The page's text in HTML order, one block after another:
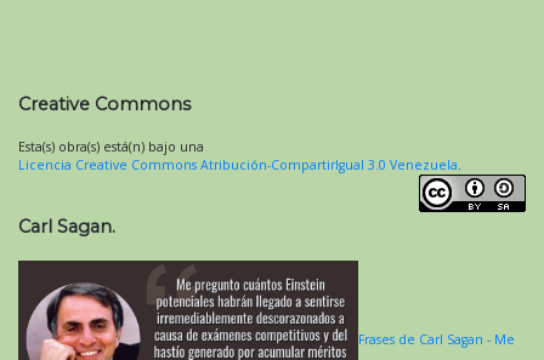
Creative Commons
Esta(s) obra(s) está(n) bajo una
Licencia Creative Commons Atribución-CompartirIgual 3.0 Venezuela.
Carl Sagan.
Frases de Carl Sagan - Me